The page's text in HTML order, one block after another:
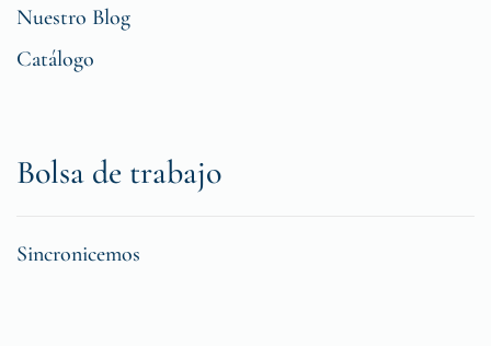
Nuestro Blog
Catálogo
Bolsa de trabajo
Sincronicemos